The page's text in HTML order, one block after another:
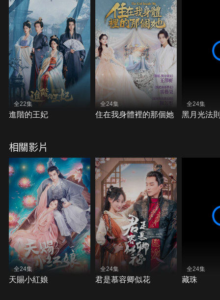
全22集
進階的王妃
全24集
住在我身體裡的那個她
全24集
黑月光法
相關影片
全24集
天賜小紅娘
全24集
君是慕容卿似花
全24集
藏珠